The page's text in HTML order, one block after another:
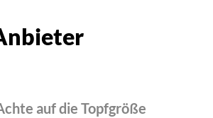
auf die Topfgröße